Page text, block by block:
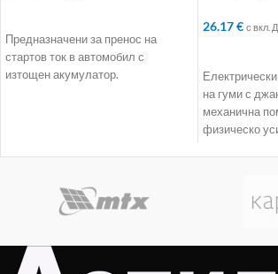
Предназначени за пренос на
стартов ток в автомобил с
изтощен акумулатор.
26.17€ с вкл.
на гуми с
механична
физическо